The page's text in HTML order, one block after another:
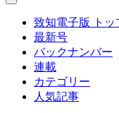
致知電子版 トッ
最新号
バックナンバー
連載
カテゴリー
人気記事